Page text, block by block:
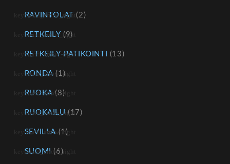
RAVINTOLAT (2)
RETKEILY (9)
RETKEILY-PATIKOINTI (13)
RONDA (1)
RUOKA (8)
RUOKAILU (17)
SEVILLA (1)
SUOMI (6)